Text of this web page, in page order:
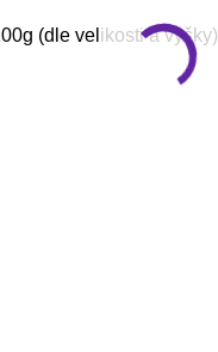
(dle velikosti a výšky)